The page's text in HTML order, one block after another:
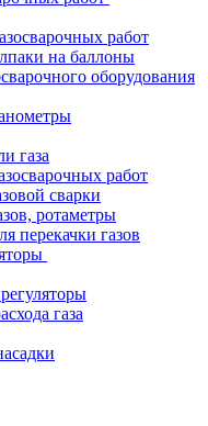
работ
на баллоны
оборудования
газа
работ
сварки
ротаметры
перекачки газов
газа